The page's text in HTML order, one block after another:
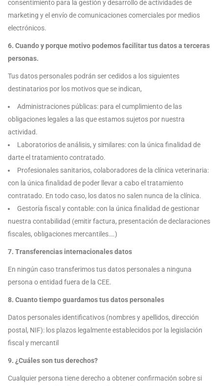
consentimiento para la gestión y desarrollo de actividades de
marketing y el envío de comunicaciones comerciales por medios
electrónicos.
6. Cuando y porque motivo podemos facilitar tus datos a terceras
personas.
Tus datos personales podrán ser cedidos a los siguientes
destinatarios por los motivos que se indican,
Administraciones públicas: para el cumplimiento de las
obligaciones legales a las que estamos sujetos por nuestra
actividad.
Laboratorios de análisis, y similares: con la única finalidad de
darte el tratamiento contratado.
Profesionales sanitarios, colaboradores de la clínica veterinaria:
con la única finalidad de poder llevar a cabo el tratamiento
contratado. En todo caso, los datos no salen nunca de la clínica.
Gestoría fiscal y contable: con la única finalidad de gestionar
nuestra contabilidad (emitir factura, presentación de declaraciones
fiscales, obligaciones mercantiles….)
7. Transferencias internacionales datos
En ningún caso transferimos tus datos personales a ninguna
persona o entidad fuera de la CEE.
8. Cuanto tiempo guardamos tus datos personales
Datos personales identificativos (nombres y apellidos, dirección
postal, NIF): los plazos legalmente establecidos por la legislación
fiscal y mercantil
9. ¿Cuáles son tus derechos?
Cualquier persona tiene derecho a obtener confirmación sobre si